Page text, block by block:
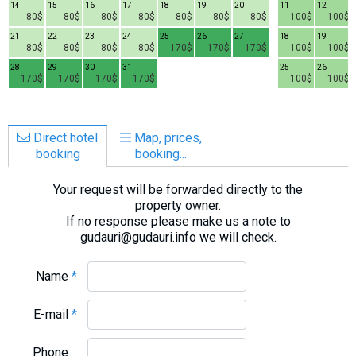
80$
14
80$
15
80$
16
80$
17
80$
18
80$
19
80$
20
80$
21
80$
22
80$
23
80$
24
170$
25
170$
26
170$
27
170$
28
170$
29
170$
30
170$
31
100$
11
100$
12
100$
18
100$
19
100$
25
100$
26
Direct hotel
booking
Map, prices,
booking...
Your request will be forwarded directly to the
property owner.
If no response please make us a note to
gudauri@gudauri.info we will check.
Name*
E-mail*
Phone